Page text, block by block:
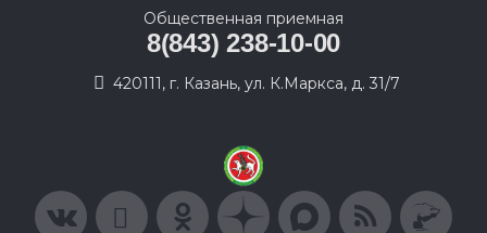
Общественная приемная
8(843) 238-10-00
420111, г. Казань, ул. К.Маркса, д. 31/7